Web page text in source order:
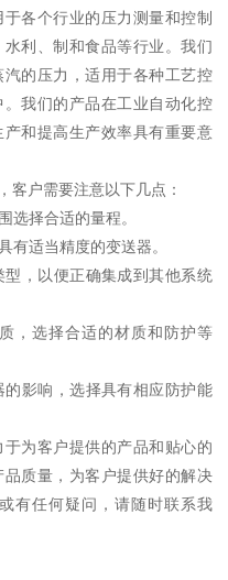
各个行业的压力测量和控制
利、制和食品等行业。我们
的压力，适用于各种工艺控
我们的产品在工业自动化控
和提高生产效率具有重要意
客户需要注意以下几点：
选择合适的量程。
有适当精度的变送器。
，以便正确集成到其他系统
，选择合适的材质和防护等
影响，选择具有相应防护能
为客户提供的产品和贴心的
质量，为客户提供好的解决
有任何疑问，请随时联系我